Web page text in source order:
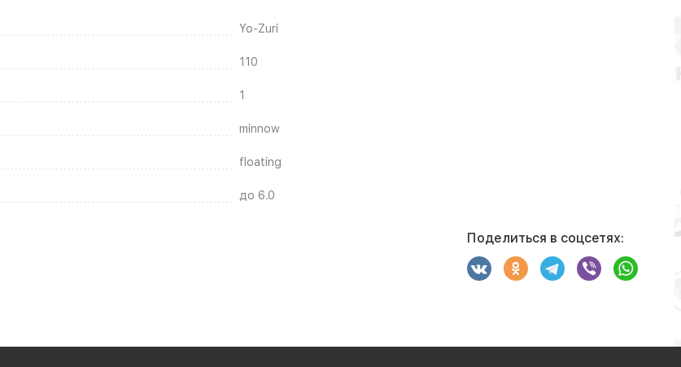
Yo-Zuri
110
1
minnow
floating
до 6.0
Поделиться в соцсетях: